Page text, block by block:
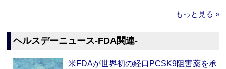
もっと見る »
ヘルスデーニュース‐FDA関連‐
米FDAが世界初の経口PCSK9阻害薬を承